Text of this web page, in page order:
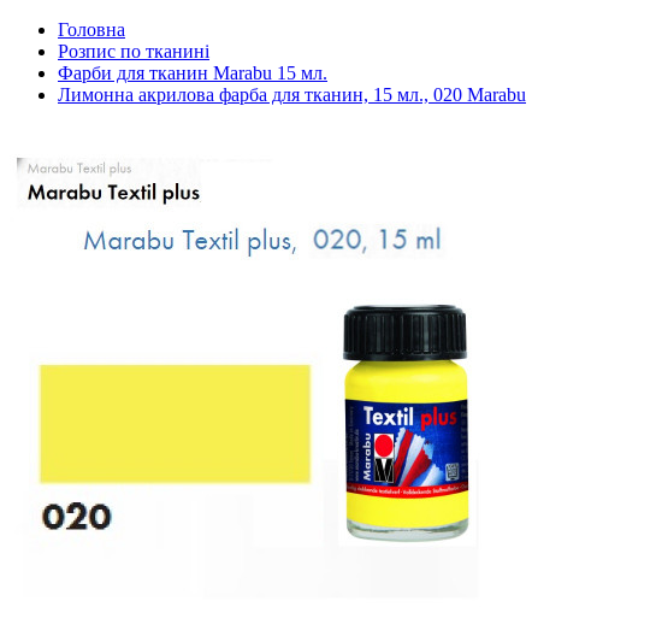
Головна
Розпис по тканині
Фарби для тканин Marabu 15 мл.
Лимонна акрилова фарба для тканин, 15 мл., 020 Marabu